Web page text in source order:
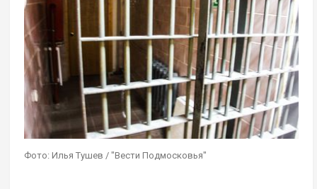
Фото: Илья Тушев / "Вести Подмосковья"